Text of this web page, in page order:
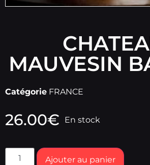
MAUVESIN
Catégorie FRANCE
26.00€ En stock
Ajouter au panier